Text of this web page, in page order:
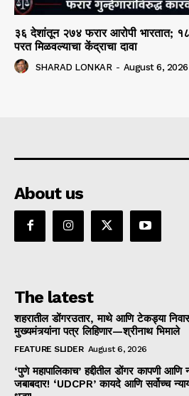
३६ देशांतून २७४ फरार आरोपी भारतात;
परत मिळवल्याचा केंद्राचा दावा
SHARAD LONKAR - August 6, 2026
About us
The latest
शहरातील डोंगरउतार, माथे आणि टेकड्या
मुख्यमंत्र्यांना पत्र लिहिणार—श्रीनाथ भिमाले
FEATURE SLIDER August 6, 2026
‘पुणे महापालिकाच’ हद्दीतील डोंगर कापणी आणि
जबाबदार! ‘UDCPR’ कायदे आणि सर्वोच्च